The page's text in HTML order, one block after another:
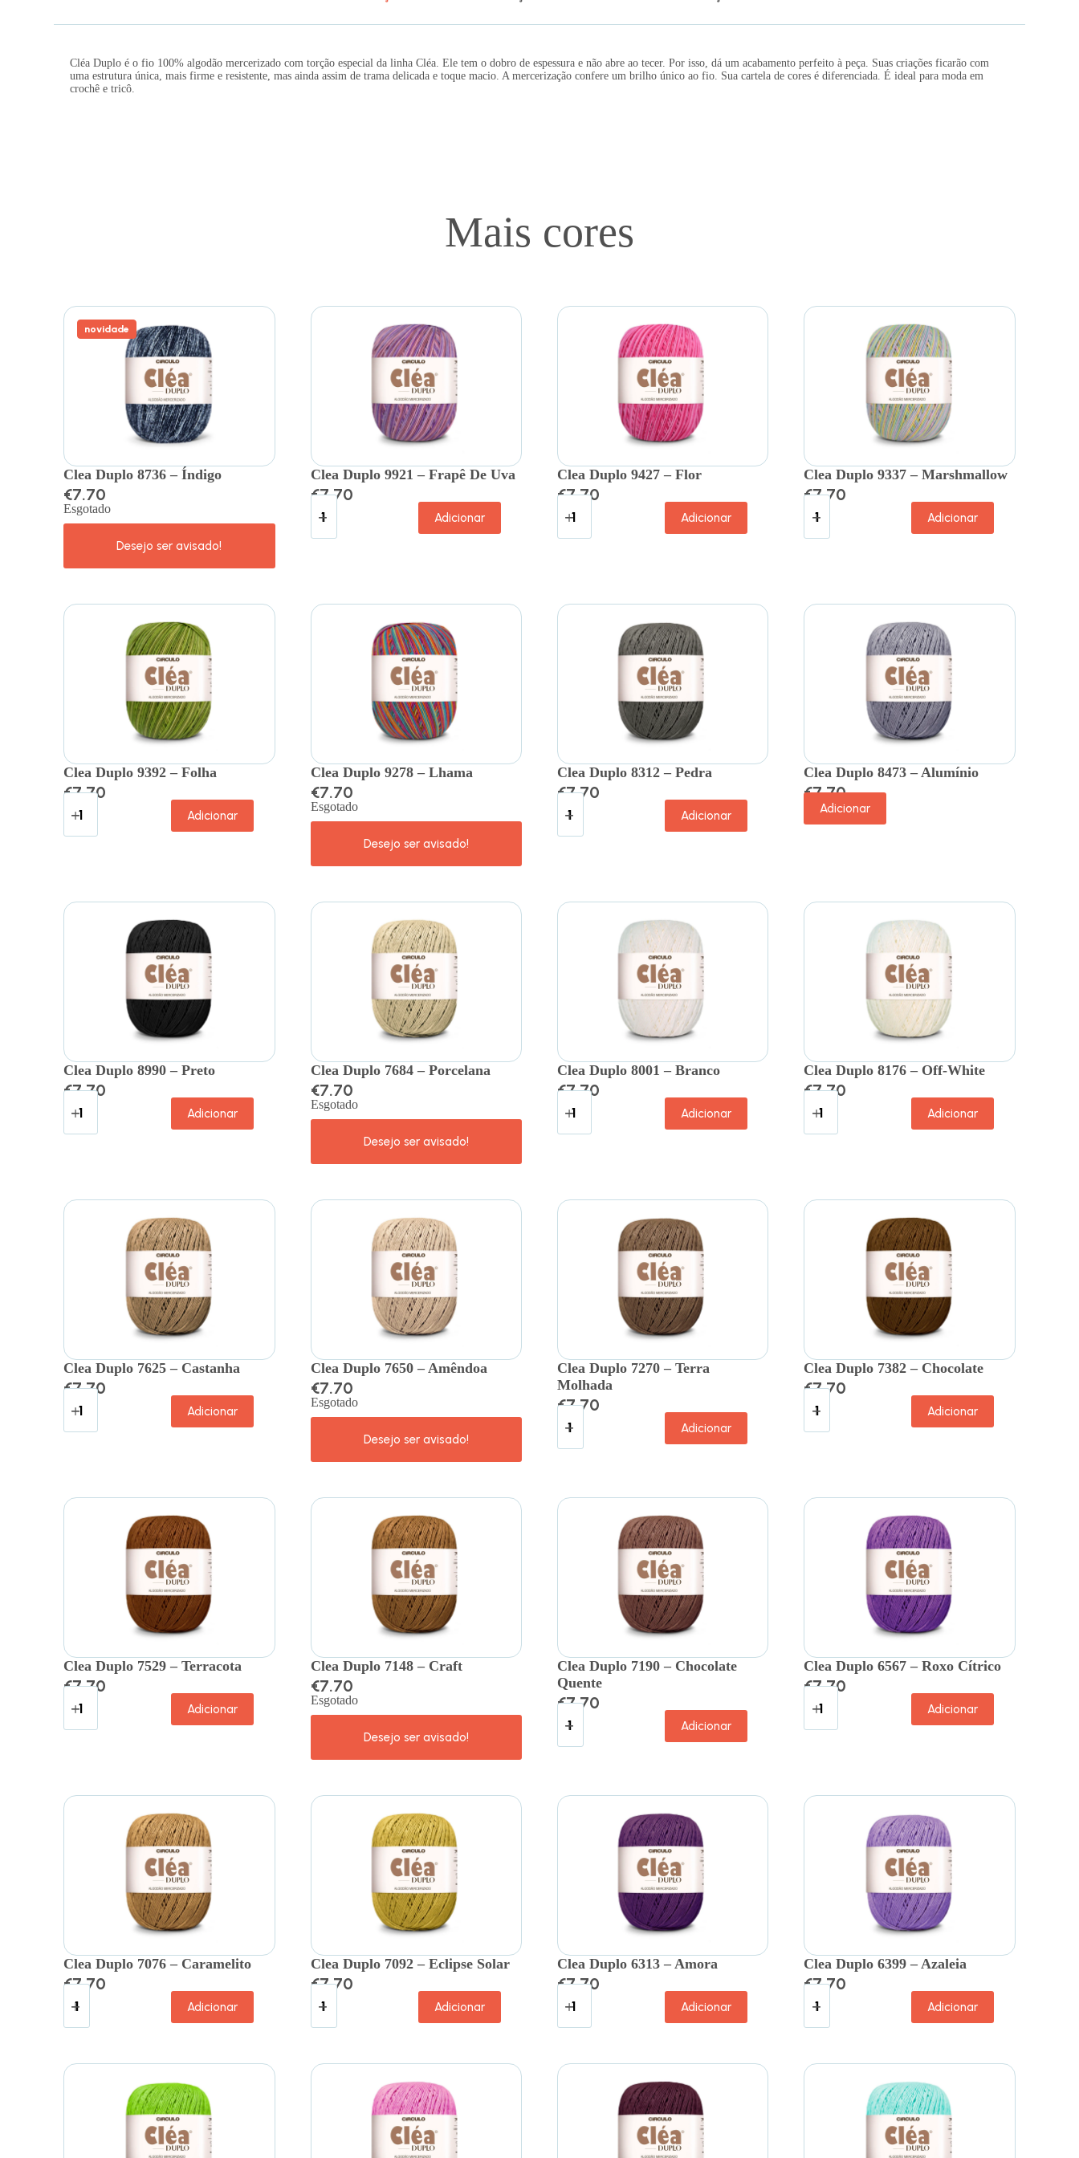
Cléa Duplo é o fio 100% algodão mercerizado com torção especial da linha Cléa. Ele tem o dobro de espessura e não abre ao tecer. Por isso, dá um acabamento perfeito à peça. Suas criações ficarão com
uma estrutura única, mais firme e resistente, mas ainda assim de trama delicada e toque macio. A mercerização confere um brilho único ao fio. Sua cartela de cores é diferenciada. É ideal para moda em
crochê e tricô.
Mais cores
novidade
Clea Duplo 8736 – Índigo
€7.70
Esgotado
Clea Duplo 9921 – Frapê De Uva
€7.70
Adicionar
Clea Duplo 9427 – Flor
€7.70
Adicionar
Clea Duplo 9337 – Marshmallow
€7.70
Adicionar
Clea Duplo 9392 – Folha
€7.70
Adicionar
Clea Duplo 9278 – Lhama
€7.70
Esgotado
Clea Duplo 8312 – Pedra
€7.70
Adicionar
Clea Duplo 8473 – Alumínio
€7.70
Adicionar
Clea Duplo 8990 – Preto
€7.70
Adicionar
Clea Duplo 7684 – Porcelana
€7.70
Esgotado
Clea Duplo 8001 – Branco
€7.70
Adicionar
Clea Duplo 8176 – Off-White
€7.70
Adicionar
Clea Duplo 7625 – Castanha
€7.70
Adicionar
Clea Duplo 7650 – Amêndoa
€7.70
Esgotado
Clea Duplo 7270 – Terra
Molhada
€7.70
Adicionar
Clea Duplo 7382 – Chocolate
€7.70
Adicionar
Clea Duplo 7529 – Terracota
€7.70
Adicionar
Clea Duplo 7148 – Craft
€7.70
Esgotado
Clea Duplo 7190 – Chocolate
Quente
€7.70
Adicionar
Clea Duplo 6567 – Roxo Cítrico
€7.70
Adicionar
Clea Duplo 7076 – Caramelito
€7.70
Adicionar
Clea Duplo 7092 – Eclipse Solar
€7.70
Adicionar
Clea Duplo 6313 – Amora
€7.70
Adicionar
Clea Duplo 6399 – Azaleia
€7.70
Adicionar